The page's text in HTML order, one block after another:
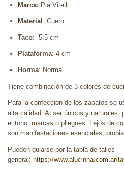
Marca: Pia Vitelli
Material: Cuero
Taco: 5,5 cm
Plataforma: 4 cm
Horma: Normal
Tiene combinación de 3 colores de
Para la confección de los zapatos se
alta calidad. Al ser únicos y naturales,
el tono, marcas o pliegues. Lejos de
son manifestaciones esenciales,
Pueden guiarse por la tabla de talles
general: https://www.alucinna.com.ar/